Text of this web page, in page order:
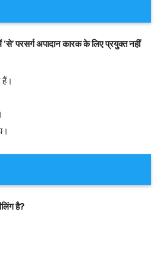
परसर्ग अपादान कारक के लिए प्रयुक्त नहीं
हैं।
है?